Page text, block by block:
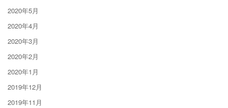
2020年5月
2020年4月
2020年3月
2020年2月
2020年1月
2019年12月
2019年11月